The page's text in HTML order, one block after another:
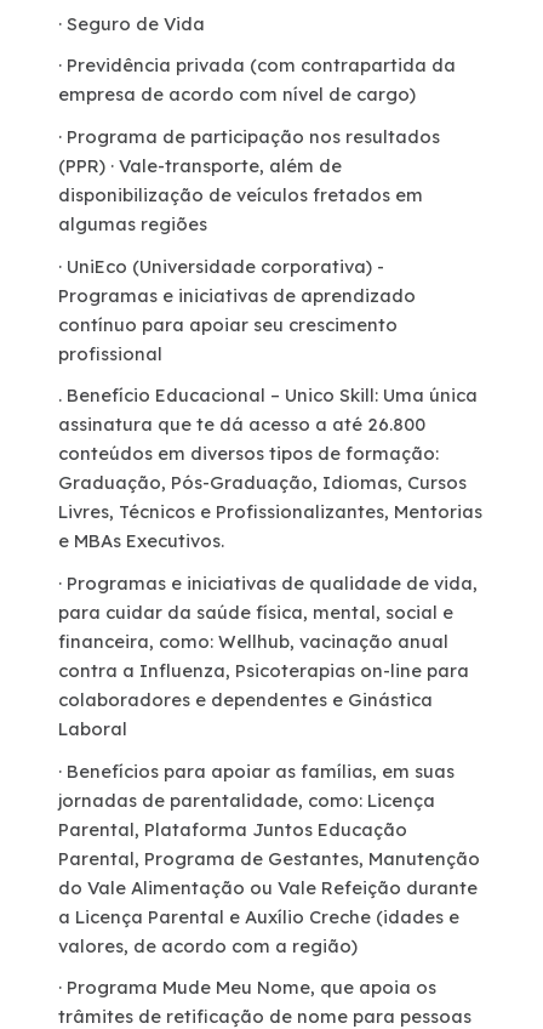
· Seguro de Vida
· Previdência privada (com contrapartida da
empresa de acordo com nível de cargo)
· Programa de participação nos resultados
(PPR) · Vale-transporte, além de
disponibilização de veículos fretados em
algumas regiões
· UniEco (Universidade corporativa) -
Programas e iniciativas de aprendizado
contínuo para apoiar seu crescimento
profissional
. Benefício Educacional – Unico Skill: Uma única
assinatura que te dá acesso a até 26.800
conteúdos em diversos tipos de formação:
Graduação, Pós-Graduação, Idiomas, Cursos
Livres, Técnicos e Profissionalizantes, Mentorias
e MBAs Executivos.
· Programas e iniciativas de qualidade de vida,
para cuidar da saúde física, mental, social e
financeira, como: Wellhub, vacinação anual
contra a Influenza, Psicoterapias on-line para
colaboradores e dependentes e Ginástica
Laboral
· Benefícios para apoiar as famílias, em suas
jornadas de parentalidade, como: Licença
Parental, Plataforma Juntos Educação
Parental, Programa de Gestantes, Manutenção
do Vale Alimentação ou Vale Refeição durante
a Licença Parental e Auxílio Creche (idades e
valores, de acordo com a região)
· Programa Mude Meu Nome, que apoia os
trâmites de retificação de nome para pessoas